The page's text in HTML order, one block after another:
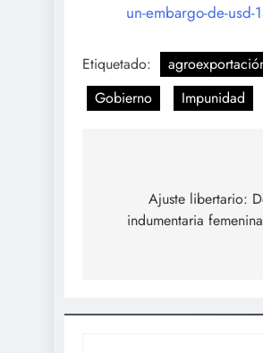
un-embargo-de-
Etiquetado:
Gobierno
Impunidad
entradas
Ajuste libertario:
indumentaria